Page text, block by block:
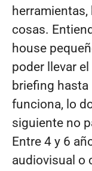
cosas.
house
poder llevar
briefing hasta
funciona, lo
siguiente no
Entre 4 y 6
audiovisual o